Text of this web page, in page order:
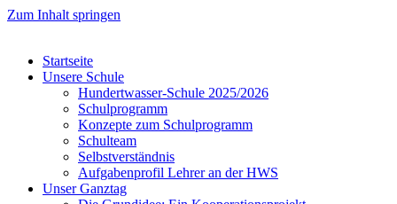
Zum Inhalt springen
Startseite
Unsere Schule
Hundertwasser-Schule 2025/2026
Schulprogramm
Konzepte zum Schulprogramm
Schulteam
Selbst­ver­ständ­nis
Aufgabenprofil Lehrer an der HWS
Unser Ganztag